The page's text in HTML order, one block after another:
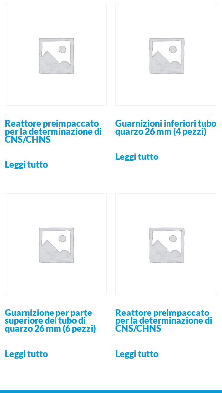
Reattore preimpaccato
per la determinazione di
CNS/CHNS
Leggi tutto
Guarnizioni inferiori tubo
quarzo 26 mm (4 pezzi)
Leggi tutto
Guarnizione per parte
superiore del tubo di
quarzo 26 mm (6 pezzi)
Leggi tutto
Reattore preimpaccato
per la determinazione di
CNS/CHNS
Leggi tutto